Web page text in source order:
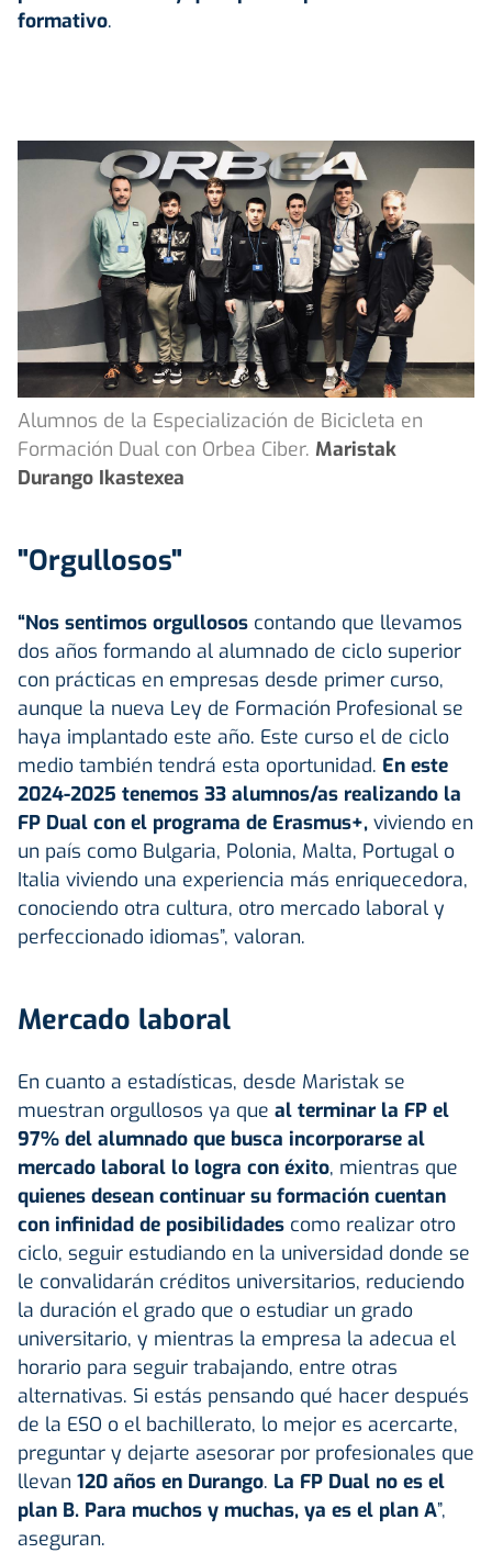
formativo.
Alumnos de la Especialización de Bicicleta en
Formación Dual con Orbea Ciber. Maristak
Durango Ikastexea
"Orgullosos"
“Nos sentimos orgullosos contando que llevamos
dos años formando al alumnado de ciclo superior
con prácticas en empresas desde primer curso,
aunque la nueva Ley de Formación Profesional se
haya implantado este año. Este curso el de ciclo
medio también tendrá esta oportunidad. En este
2024-2025 tenemos 33 alumnos/as realizando la
FP Dual con el programa de Erasmus+, viviendo en
un país como Bulgaria, Polonia, Malta, Portugal o
Italia viviendo una experiencia más enriquecedora,
conociendo otra cultura, otro mercado laboral y
perfeccionado idiomas”, valoran.
Mercado laboral
En cuanto a estadísticas, desde Maristak se
muestran orgullosos ya que al terminar la FP el
97% del alumnado que busca incorporarse al
mercado laboral lo logra con éxito, mientras que
quienes desean continuar su formación cuentan
con infinidad de posibilidades como realizar otro
ciclo, seguir estudiando en la universidad donde se
le convalidarán créditos universitarios, reduciendo
la duración el grado que o estudiar un grado
universitario, y mientras la empresa la adecua el
horario para seguir trabajando, entre otras
alternativas. Si estás pensando qué hacer después
de la ESO o el bachillerato, lo mejor es acercarte,
preguntar y dejarte asesorar por profesionales que
llevan 120 años en Durango. La FP Dual no es el
plan B. Para muchos y muchas, ya es el plan A”,
aseguran.